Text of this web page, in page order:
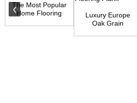
The Most Popular
Home Flooring
Luxury Europe
Oak Grain